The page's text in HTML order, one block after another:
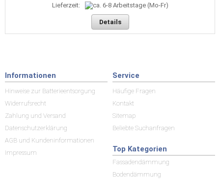
Lieferzeit:
Details
Informationen
Hinweise zur Batterieentsorgung
Widerrufsrecht
Zahlung und Versand
Datenschutzerklärung
AGB und Kundeninformationen
Impressum
Service
Häufige Fragen
Kontakt
Sitemap
Beliebte Suchanfragen
Top Kategorien
Fassadendämmung
Bodendämmung